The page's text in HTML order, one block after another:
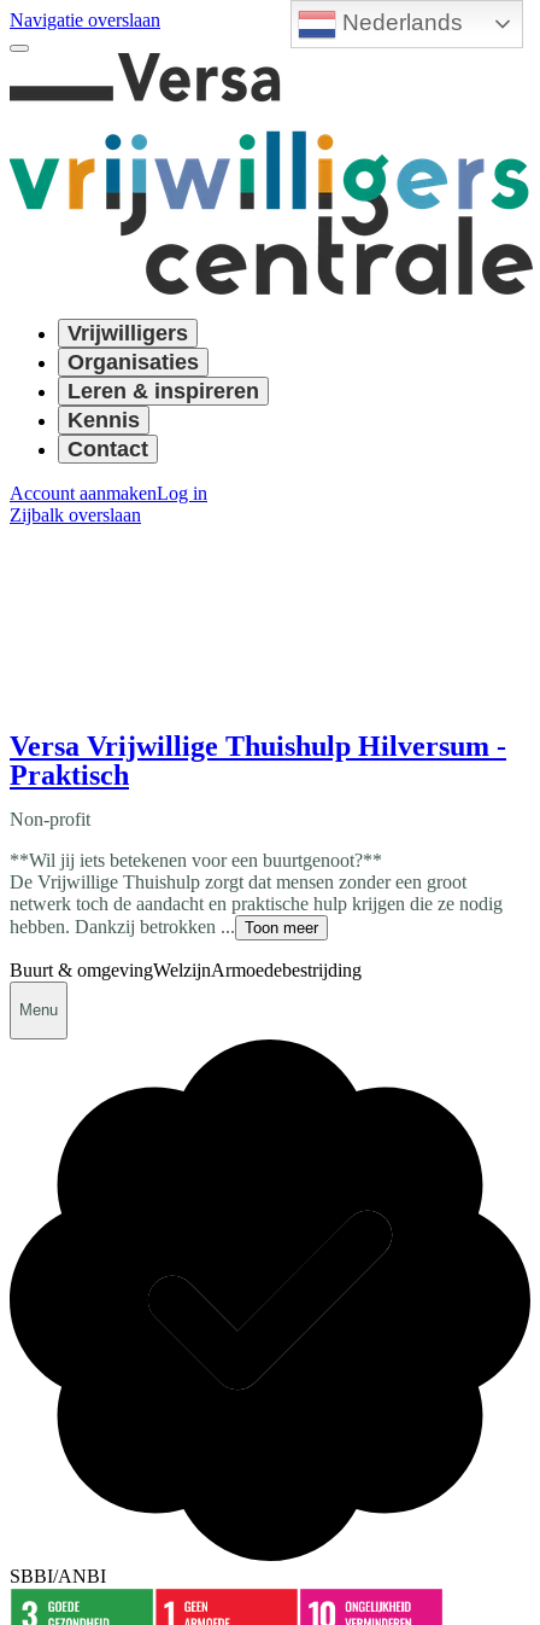
Nederlands
Navigatie overslaan
Vrijwilligers
Organisaties
Leren & inspireren
Kennis
Contact
Account aanmakenLog in
Zijbalk overslaan
Versa Vrijwillige Thuishulp Hilversum -
Praktisch
Non-profit
**Wil jij iets betekenen voor een buurtgenoot?**
De Vrijwillige Thuishulp zorgt dat mensen zonder een groot
netwerk toch de aandacht en praktische hulp krijgen die ze nodig
hebben. Dankzij betrokken ... Toon meer
Buurt & omgevingWelzijnArmoedebestrijding
Menu
SBBI/ANBI